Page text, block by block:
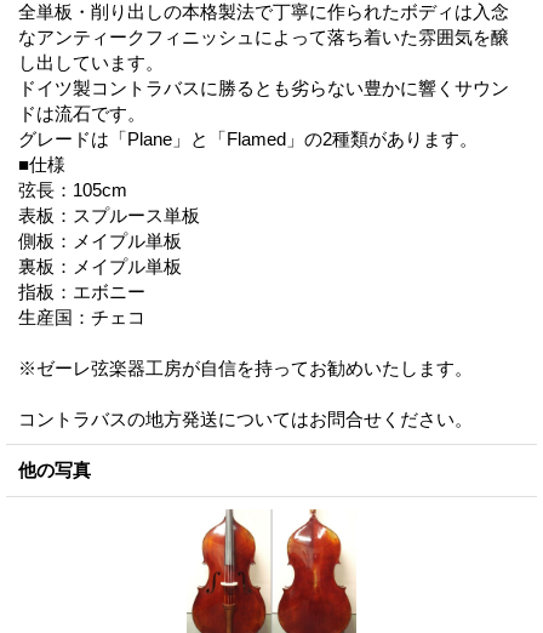
全単板・削り出しの本格製法で丁寧に作られたボディは入念
なアンティークフィニッシュによって落ち着いた雰囲気を醸
し出しています。
ドイツ製コントラバスに勝るとも劣らない豊かに響くサウン
ドは流石です。
グレードは「Plane」と「Flamed」の2種類があります。
■仕様
弦長：105cm
表板：スプルース単板
側板：メイプル単板
裏板：メイプル単板
指板：エボニー
生産国：チェコ
※ゼーレ弦楽器工房が自信を持ってお勧めいたします。
コントラバスの地方発送についてはお問合せください。
他の写真